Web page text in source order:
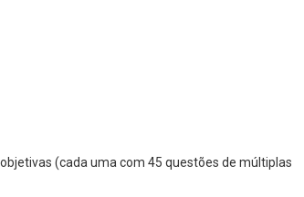
(cada uma com 45 questões de múltiplas